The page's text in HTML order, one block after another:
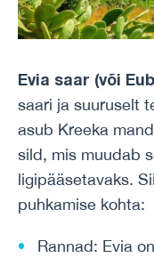
Evia saar (või
saari ja suuruselt
asub Kreeka
sild, mis muudab
ligipääsetavaks.
puhkamise kohta:
Rannad: Evia